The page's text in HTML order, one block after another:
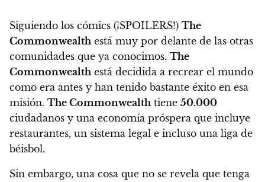
Siguiendo los cómics (¡SPOILERS!) The
Commonwealth está muy por delante de las otras
comunidades que ya conocimos. The
Commonwealth está decidida a recrear el mundo
como era antes y han tenido bastante éxito en esa
misión. The Commonwealth tiene 50.000
ciudadanos y una economía próspera que incluye
restaurantes, un sistema legal e incluso una liga de
béisbol.
Sin embargo, una cosa que no se revela que tenga